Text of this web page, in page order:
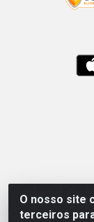
O nosso site
terceiros